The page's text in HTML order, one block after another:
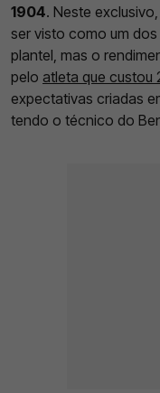
1904. Neste
ser visto como um
plantel, mas o
pelo atleta que custou
expectativas criadas
tendo o técnico do